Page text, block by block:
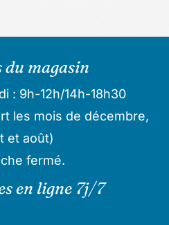
magasin
: 9h-12h/14h-18h30
les mois de décembre,
et août)
fermé.
en ligne 7j/7